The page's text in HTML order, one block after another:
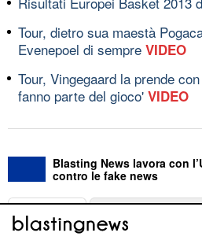
Tour, dietro sua maestà
Evenepoel di sempre VIDEO
Tour, Vingegaard la prende
fanno parte del gioco' VIDEO
Blasting News lavora con
contro le fake news
ABOUT